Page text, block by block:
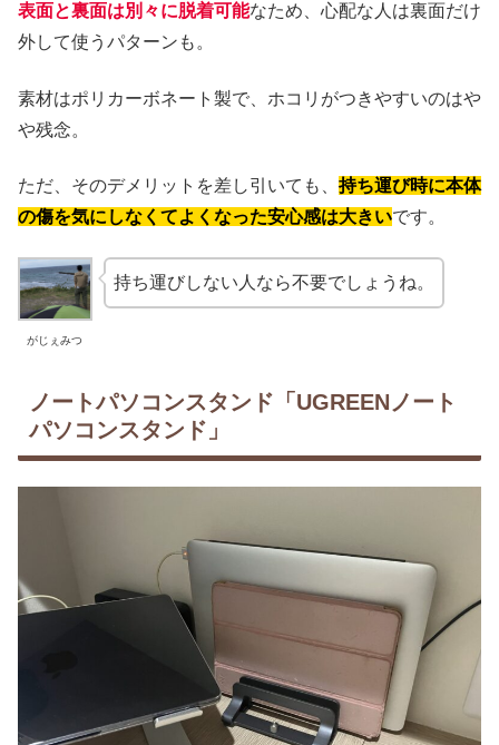
表面と裏面は別々に脱着可能なため、心配な人は裏面だけ
外して使うパターンも。
素材はポリカーボネート製で、ホコリがつきやすいのはや
や残念。
ただ、そのデメリットを差し引いても、 持ち運び時に本体
の傷を気にしなくてよくなった安心感は大きいです。
がじぇみつ
持ち運びしない人なら不要でしょうね。
ノートパソコンスタンド「UGREENノート
パソコンスタンド」